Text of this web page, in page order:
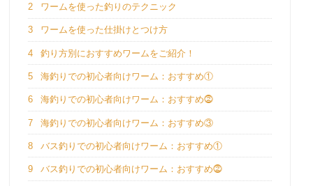
2 ワームを使った釣りのテクニック
3 ワームを使った仕掛けとつけ方
4 釣り方別におすすめワームをご紹介！
5 海釣りでの初心者向けワーム：おすすめ①
6 海釣りでの初心者向けワーム：おすすめ⓶
7 海釣りでの初心者向けワーム：おすすめ③
8 バス釣りでの初心者向けワーム：おすすめ①
9 バス釣りでの初心者向けワーム：おすすめ⓶